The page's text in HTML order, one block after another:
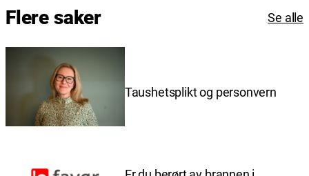
Flere saker Se alle
Taushetsplikt og personvern